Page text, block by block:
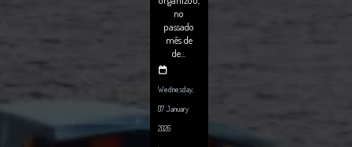
no
passado
mês de
de...
Wednesday,
07 January
2026